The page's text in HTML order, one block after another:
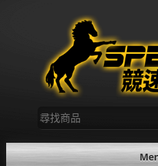
尋
找：